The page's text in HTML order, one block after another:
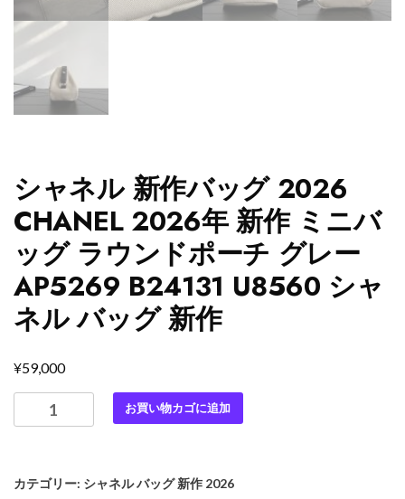
シャネル 新作バッグ 2026
CHANEL 2026年 新作 ミニバ
ッグ ラウンドポーチ グレー
AP5269 B24131 U8560 シャ
ネル バッグ 新作
¥59,000
ャ
新
お買い物カゴに追加
カテゴリー: シャネル バッグ 新作 2026